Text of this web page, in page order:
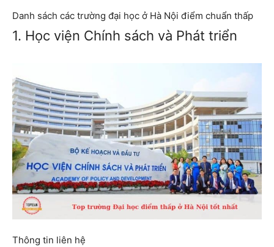
Danh sách các trường đại học ở Hà Nội điểm chuẩn thấp
1. Học viện Chính sách và Phát triển
Thông tin liên hệ